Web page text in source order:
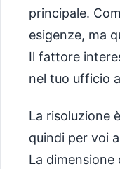
principale.
esigenze, ma
Il fattore
nel tuo ufficio
La risoluzione
quindi per voi
La